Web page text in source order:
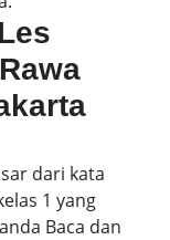
dari kata
1 yang
Baca dan